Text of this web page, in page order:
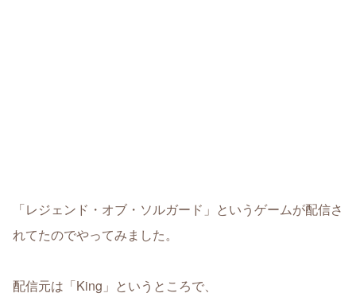
「レジェンド・オブ・ソルガード」というゲームが配信さ
れてたのでやってみました。
配信元は「King」というところで、